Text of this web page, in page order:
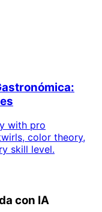
with pro
color theory,
skill level.
con IA